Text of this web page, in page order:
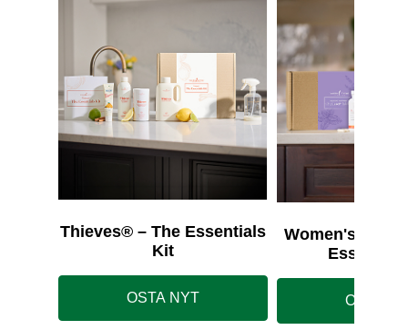
Thieves® – The Essentials
Kit
OSTA NYT
Women's
OSTA